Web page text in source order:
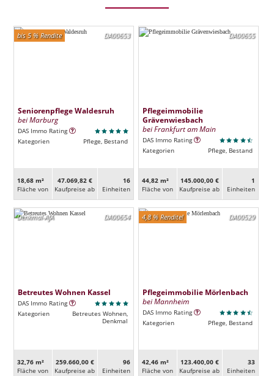
DA00653
bis 5 % Rendite
Seniorenpflege Waldesruh
bei Marburg
DAS Immo Rating
Kategorien
Pflege, Bestand
18,68 m²
Fläche von
47.069,82 €
Kaufpreise ab
16
Ein­heiten
DA00655
Pflegeimmobilie
Grävenwiesbach
bei Frankfurt am Main
DAS Immo Rating
Kategorien
Pflege, Bestand
44,82 m²
Fläche von
145.000,00 €
Kaufpreise ab
1
Ein­heiten
DA00654
Denkmal-AfA
Betreutes Wohnen Kassel
DAS Immo Rating
Kategorien
Betreutes Wohnen,
Denkmal
32,76 m²
Fläche von
259.660,00 €
Kaufpreise ab
96
Ein­heiten
DA00529
4,8 % Rendite!
Pflegeimmobilie Mörlenbach
bei Mannheim
DAS Immo Rating
Kategorien
Pflege, Bestand
42,46 m²
Fläche von
123.400,00 €
Kaufpreise ab
33
Ein­heiten